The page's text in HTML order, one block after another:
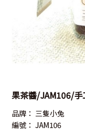
果茶醬/JAM106/
品牌： 三隻小兔
編號： JAM106